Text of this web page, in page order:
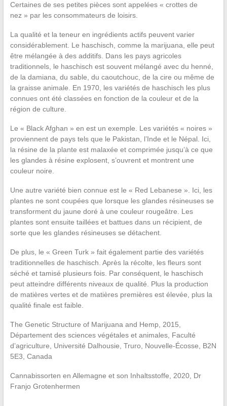
Certaines de ses petites pièces sont appelées « crottes de
nez » par les consommateurs de loisirs.
La qualité et la teneur en ingrédients actifs peuvent varier
considérablement. Le haschisch, comme la marijuana, elle peut
être mélangée à des additifs. Dans les pays agricoles
traditionnels, le haschisch est souvent mélangé avec du henné,
de la damiana, du sable, du caoutchouc, de la cire ou même de
la graisse animale. En 1970, les variétés de haschisch les plus
connues ont été classées en fonction de la couleur et de la
région de culture.
Le « Black Afghan » en est un exemple. Les variétés « noires »
proviennent de pays tels que le Pakistan, l’Inde et le Népal. Ici,
la résine de la plante est malaxée et comprimée jusqu’à ce que
les glandes à résine explosent, s’ouvrent et montrent une
couleur noire.
Une autre variété bien connue est le « Red Lebanese ». Ici, les
plantes ne sont coupées que lorsque les glandes résineuses se
transforment du jaune doré à une couleur rougeâtre. Les
plantes sont ensuite taillées et battues dans un récipient, de
sorte que les glandes résineuses se détachent.
De plus, le « Green Turk » fait également partie des variétés
traditionnelles de haschisch. Après la récolte, les fleurs sont
séché et tamisé plusieurs fois. Par conséquent, le haschisch
peut atteindre différents niveaux de qualité. Plus la production
de matières vertes et de matières premières est élevée, plus la
qualité finale est faible.
The Genetic Structure of Marijuana and Hemp, 2015,
Département des sciences végétales et animales, Faculté
d’agriculture, Université Dalhousie, Truro, Nouvelle-Écosse, B2N
5E3, Canada
Cannabissorten en Allemagne et son Inhaltsstoffe, 2020, Dr
Franjo Grotenhermen